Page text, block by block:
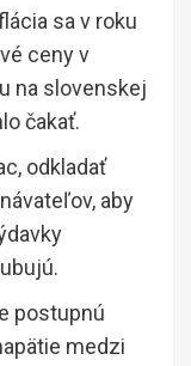
sa v roku
ceny v
na slovenskej
čakať.
odkladať
aby
postupnú
medzi